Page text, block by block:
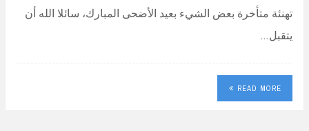
تهنئة متأخرة بعض الشيء بعيد الأضحى المبارك، سائلا الله أن
يتقبل…
READ MORE